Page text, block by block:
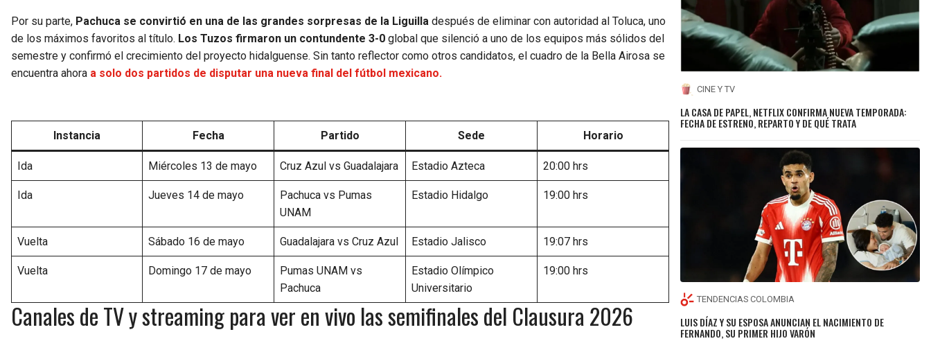
Por su parte, Pachuca se convirtió en una de las grandes sorpresas de la Liguilla después de eliminar con autoridad al Toluca, uno
de los máximos favoritos al título. Los Tuzos firmaron un contundente 3-0 global que silenció a uno de los equipos más sólidos del
semestre y confirmó el crecimiento del proyecto hidalguense. Sin tanto reflector como otros candidatos, el cuadro de la Bella Airosa se
encuentra ahora a solo dos partidos de disputar una nueva final del fútbol mexicano.
Instancia Fecha Partido Sede Horario
Ida Miércoles 13 de mayo Cruz Azul vs Guadalajara Estadio Azteca 20:00 hrs
Ida Jueves 14 de mayo
Pachuca vs Pumas
UNAM
Estadio Hidalgo 19:00 hrs
Vuelta Sábado 16 de mayo Guadalajara vs Cruz Azul Estadio Jalisco 19:07 hrs
Vuelta Domingo 17 de mayo
Pumas UNAM vs
Pachuca
Estadio Olímpico
Universitario
19:00 hrs
Canales de TV y streaming para ver en vivo las semifinales del Clausura 2026
CINE Y TV
LA CASA DE PAPEL, NETFLIX CONFIRMA NUEVA TEMPORADA:
FECHA DE ESTRENO, REPARTO Y DE QUÉ TRATA
TENDENCIAS COLOMBIA
LUIS DÍAZ Y SU ESPOSA ANUNCIAN EL NACIMIENTO DE
FERNANDO, SU PRIMER HIJO VARÓN